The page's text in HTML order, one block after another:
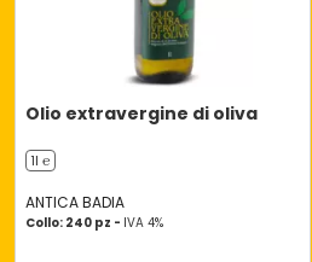
Olio extravergine di oliva
1l ℮
ANTICA BADIA
Collo: 240 pz - IVA 4%